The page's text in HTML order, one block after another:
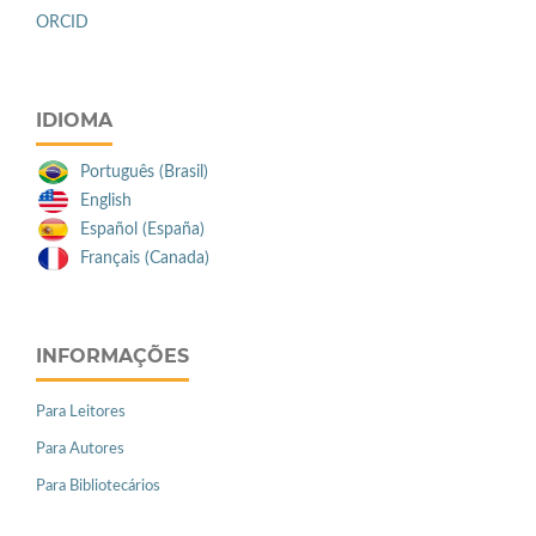
ORCID
IDIOMA
Português (Brasil)
English
Español (España)
Français (Canada)
INFORMAÇÕES
Para Leitores
Para Autores
Para Bibliotecários